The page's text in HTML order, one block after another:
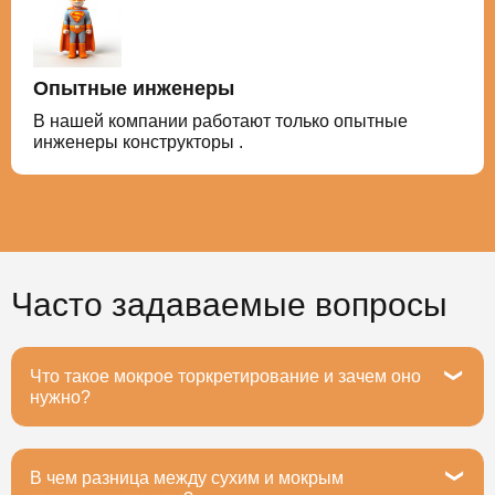
Опытные инженеры
В нашей компании работают только опытные
инженеры конструкторы .
Часто задаваемые вопросы
Что такое мокрое торкретирование и зачем оно
нужно?
Мокрое торкретирование — это метод нанесения
В чем разница между сухим и мокрым